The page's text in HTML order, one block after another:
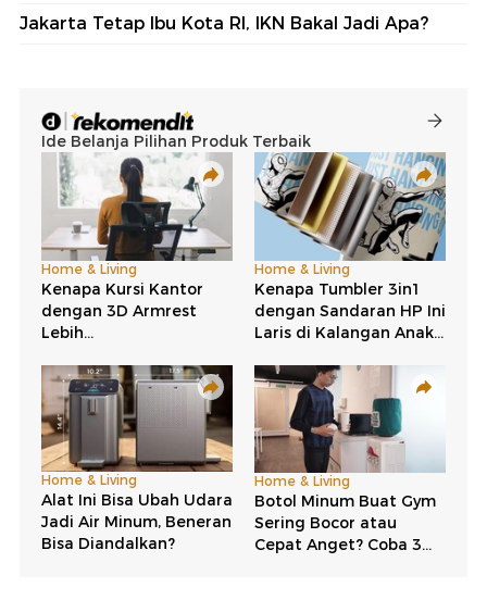
Jakarta Tetap Ibu Kota RI, IKN Bakal Jadi Apa?